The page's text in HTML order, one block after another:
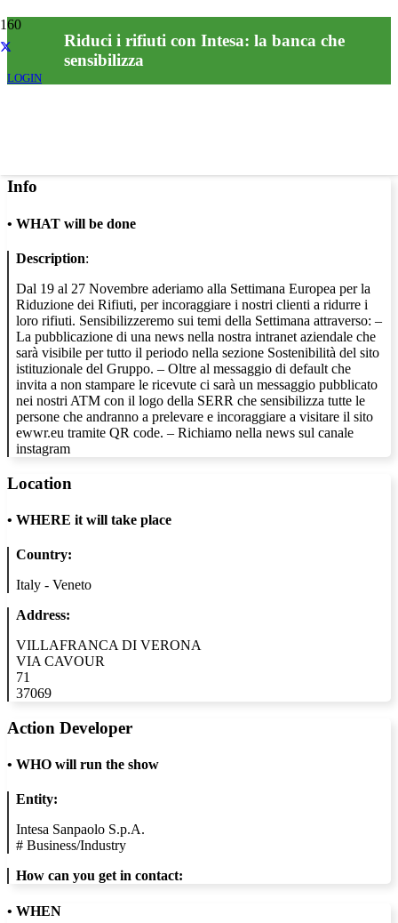
LOGIN
Riduci i rifiuti con Intesa: la banca che
sensibilizza
Info
• WHAT will be done
Description:
Dal 19 al 27 Novembre aderiamo alla Settimana Europea per la
Riduzione dei Rifiuti, per incoraggiare i nostri clienti a ridurre i
loro rifiuti. Sensibilizzeremo sui temi della Settimana attraverso: –
La pubblicazione di una news nella nostra intranet aziendale che
sarà visibile per tutto il periodo nella sezione Sostenibilità del sito
istituzionale del Gruppo. – Oltre al messaggio di default che
invita a non stampare le ricevute ci sarà un messaggio pubblicato
nei nostri ATM con il logo della SERR che sensibilizza tutte le
persone che andranno a prelevare e incoraggiare a visitare il sito
ewwr.eu tramite QR code. – Richiamo nella news sul canale
instagram
Location
• WHERE it will take place
Country:
Italy - Veneto
Address:
VILLAFRANCA DI VERONA
VIA CAVOUR
71
37069
Action Developer
• WHO will run the show
Entity:
Intesa Sanpaolo S.p.A.
# Business/Industry
How can you get in contact:
• WHEN